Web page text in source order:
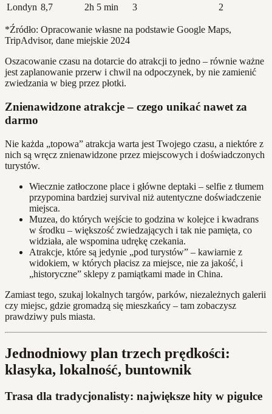
Londyn 8,7 2h 5 min 3 2
*Źródło: Opracowanie własne na podstawie Google Maps,
TripAdvisor, dane miejskie 2024
Oszacowanie czasu na dotarcie do atrakcji to jedno – równie ważne
jest zaplanowanie przerw i chwil na odpoczynek, by nie zamienić
zwiedzania w bieg przez płotki.
Znienawidzone atrakcje – czego unikać nawet za
darmo
Nie każda „topowa” atrakcja warta jest Twojego czasu, a niektóre z
nich są wręcz znienawidzone przez miejscowych i doświadczonych
turystów.
Wiecznie zatłoczone place i główne deptaki – selfie z tłumem
przypomina bardziej survival niż autentyczne doświadczenie
miejsca.
Muzea, do których wejście to godzina w kolejce i kwadrans
w środku – większość zwiedzających i tak nie pamięta, co
widziała, ale wspomina udrękę czekania.
Atrakcje, które są jedynie „pod turystów” – kawiarnie z
widokiem, w których płacisz za miejsce, nie za jakość, i
„historyczne” sklepy z pamiątkami made in China.
Zamiast tego, szukaj lokalnych targów, parków, niezależnych galerii
czy miejsc, gdzie gromadzą się mieszkańcy – tam zobaczysz
prawdziwy puls miasta.
Jednodniowy plan trzech prędkości:
klasyka, lokalność, buntownik
Trasa dla tradycjonalisty: największe hity w pigułce